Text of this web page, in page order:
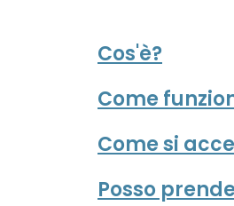
Cos'è?
Come
Come si
Posso